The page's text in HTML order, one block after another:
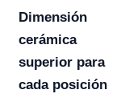
Dimensión
cerámica
superior para
cada posición